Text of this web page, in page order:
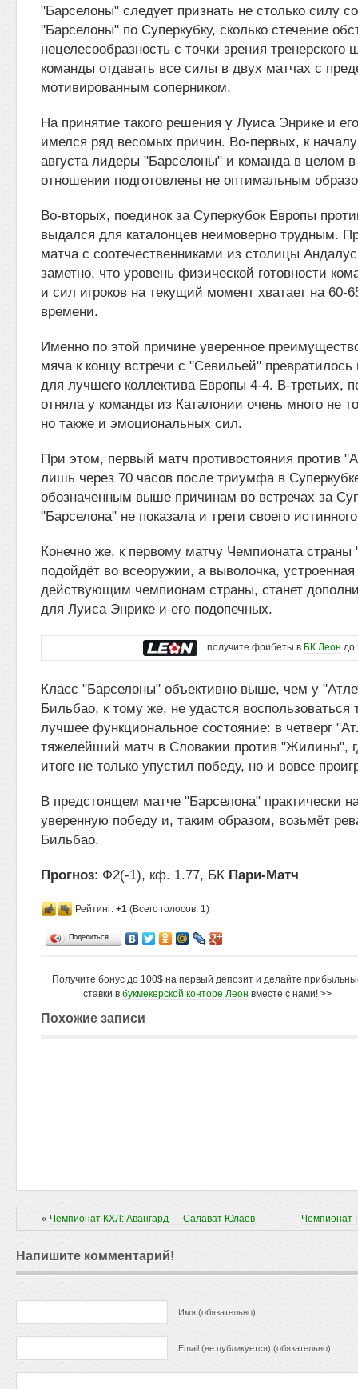
"Барселоны" следует признать не столько силу
"Барселоны" по Суперкубку, сколько стечение
нецелесообразность с точки зрения тренерского
команды отдавать все силы в двух матчах с
мотивированным соперником.
На принятие такого решения у Луиса Энрике и
имелся ряд весомых причин. Во-первых, к
августа лидеры "Барселоны" и команда в целом
отношении подготовлены не оптимальным
Во-вторых, поединок за Суперкубок Европы
выдался для каталонцев неимоверно трудным.
матча с соотечественниками из столицы
заметно, что уровень физической готовности
и сил игроков на текущий момент хватает на 60-
времени.
Именно по этой причине уверенное
мяча к концу встречи с "Севильей"
для лучшего коллектива Европы 4-4. В-третьих,
отняла у команды из Каталонии очень много не
но также и эмоциональных сил.
При этом, первый матч противостояния против
лишь через 70 часов после триумфа в
обозначенным выше причинам во встречах за
"Барселона" не показала и трети своего
Конечно же, к первому матчу Чемпионата страны
подойдёт во всеоружии, а выволочка,
действующим чемпионам страны, станет
для Луиса Энрике и его подопечных.
получите фрибеты в БК Леон до
Класс "Барселоны" объективно выше, чем у
Бильбао, к тому же, не удастся воспользоваться
лучшее функциональное состояние: в четверг
тяжелейший матч в Словакии против "Жилины",
итоге не только упустил победу, но и вовсе
В предстоящем матче "Барселона" практически
уверенную победу и, таким образом, возьмёт
Бильбао.
Прогноз: Ф2(-1), кф. 1.77, БК Пари-Матч
Рейтинг: +1 (Всего голосов: 1)
Поделиться…
Получите бонус до 100$ на первый депозит и делайте
ставки в букмекерской конторе Леон вместе с нами! >>
Похожие записи
« Чемпионат КХЛ: Авангард — Салават Юлаев Чемпионат
Напишите комментарий!
Имя (обязательно)
Email (не публикуется) (обязательно)